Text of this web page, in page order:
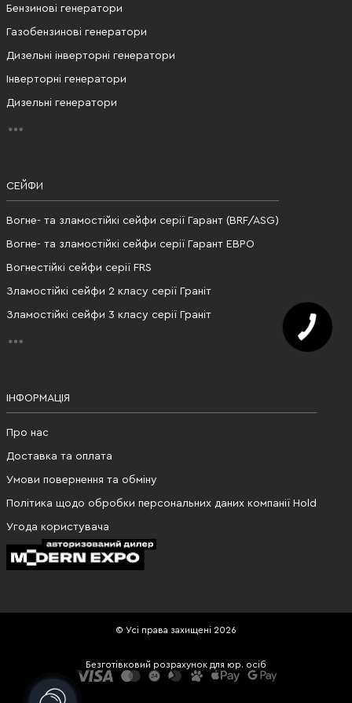
Бензинові генератори
Газобензинові генератори
Дизельні інверторні генератори
Інверторні генератори
Дизельні генератори
СЕЙФИ
Вогне- та зламостійкі сейфи серії Гарант (BRF/ASG)
Вогне- та зламостійкі сейфи серії Гарант ЕВРО
Вогнестійкі сейфи серії FRS
Зламостійкі сейфи 2 класу серії Граніт
Зламостійкі сейфи 3 класу серії Граніт
ІНФОРМАЦІЯ
Про нас
Доставка та оплата
Умови повернення та обміну
Політика щодо обробки персональних даних компанії Hold
Угода користувача
© Усі права захищені 2026
Безготівковий розрахунок для юр. осіб